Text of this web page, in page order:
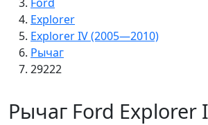
Explorer
Explorer IV (2005—2010)
Рычаг
29222
Рычаг Ford Explorer